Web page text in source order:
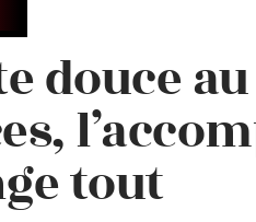
douce
tout